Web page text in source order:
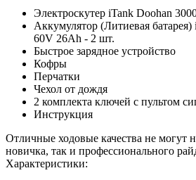
Электроскутер iTank Doohan
Аккумулятор (Литиевая
60V 26Ah - 2 шт.
Быстрое зарядное устройство
Кофры
Перчатки
Чехол от дождя
2 комплекта ключей с пультом
Инструкция
Отличные ходовые качества не могут
новичка, так и профессионального
Характеристики: